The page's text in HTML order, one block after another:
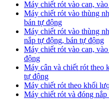
Máy chiết rót vào can,
Máy chiết rót vào thùng
bán tự động
Máy chiết rót vào thùng
nắp tự động, bán tự động
Máy chiết rót vào can,
động
Máy cân và chiết rót theo
tự động
Máy chiết rót theo khối
Máy chiết rót và đóng nắp